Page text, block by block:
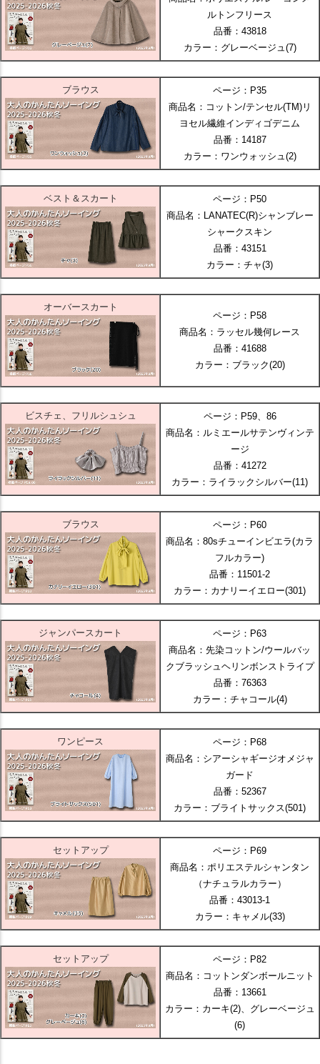
ルトンフリース
品番：43818
カラー：グレーベージュ(7)
ブラウス
ページ：P35
商品名：コットン/テンセル(TM)リ
ヨセル繊維インディゴデニム
品番：14187
カラー：ワンウォッシュ(2)
ベスト＆スカート
ページ：P50
商品名：LANATEC(R)シャンブレー
シャークスキン
品番：43151
カラー：チャ(3)
オーバースカート
ページ：P58
商品名：ラッセル幾何レース
品番：41688
カラー：ブラック(20)
ビスチェ、フリルシュシュ
ページ：P59、86
商品名：ルミエールサテンヴィンテ
ージ
品番：41272
カラー：ライラックシルバー(11)
ブラウス
ページ：P60
商品名：80sチューインビエラ(カラ
フルカラー)
品番：11501-2
カラー：カナリーイエロー(301)
ジャンパースカート
ページ：P63
商品名：先染コットン/ウールバッ
クブラッシュヘリンボンストライプ
品番：76363
カラー：チャコール(4)
ワンピース
ページ：P68
商品名：シアーシャギージオメジャ
ガード
品番：52367
カラー：ブライトサックス(501)
セットアップ
ページ：P69
商品名：ポリエステルシャンタン
（ナチュラルカラー）
品番：43013-1
カラー：キャメル(33)
セットアップ
ページ：P82
商品名：コットンダンボールニット
品番：13661
カラー：カーキ(2)、グレーベージュ
(6)